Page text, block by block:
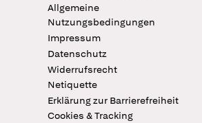
Allgemeine
Nutzungsbedingungen
Impressum
Datenschutz
Widerrufsrecht
Netiquette
Erklärung zur Barrierefreiheit
Cookies & Tracking